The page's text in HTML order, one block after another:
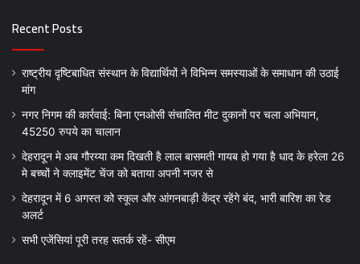
Recent Posts
राष्ट्रीय दृष्टिबाधित संस्थान के विद्यार्थियों ने विभिन्न समस्याओं के समाधान की उठाई
मांग
नगर निगम की कार्रवाई: बिना एनओसी संचालित मीट दुकानों पर चला अभियान,
45250 रुपये का चालान
देहरादून मे अब गौरय्या कम दिखती है लाल बासमती गायब हो गया है धाद के हरेला 26
मे बच्चों ने क्लाइमेंट चेंज को बताया अपनी नजर से
देहरादून में 6 अगस्त को स्कूल और आंगनबाड़ी केंद्र रहेंगे बंद, भारी बारिश का रेड
अलर्ट
सभी एजेंसियां पूरी तरह सतर्क रहें- सीएम